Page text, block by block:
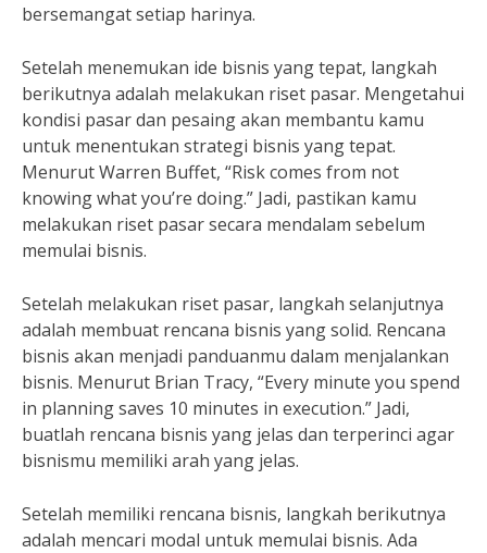
bersemangat setiap harinya.
Setelah menemukan ide bisnis yang tepat, langkah
berikutnya adalah melakukan riset pasar. Mengetahui
kondisi pasar dan pesaing akan membantu kamu
untuk menentukan strategi bisnis yang tepat.
Menurut Warren Buffet, “Risk comes from not
knowing what you’re doing.” Jadi, pastikan kamu
melakukan riset pasar secara mendalam sebelum
memulai bisnis.
Setelah melakukan riset pasar, langkah selanjutnya
adalah membuat rencana bisnis yang solid. Rencana
bisnis akan menjadi panduanmu dalam menjalankan
bisnis. Menurut Brian Tracy, “Every minute you spend
in planning saves 10 minutes in execution.” Jadi,
buatlah rencana bisnis yang jelas dan terperinci agar
bisnismu memiliki arah yang jelas.
Setelah memiliki rencana bisnis, langkah berikutnya
adalah mencari modal untuk memulai bisnis. Ada